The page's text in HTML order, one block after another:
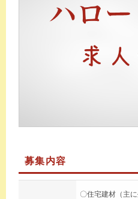
募集内容
〇住宅建材（主